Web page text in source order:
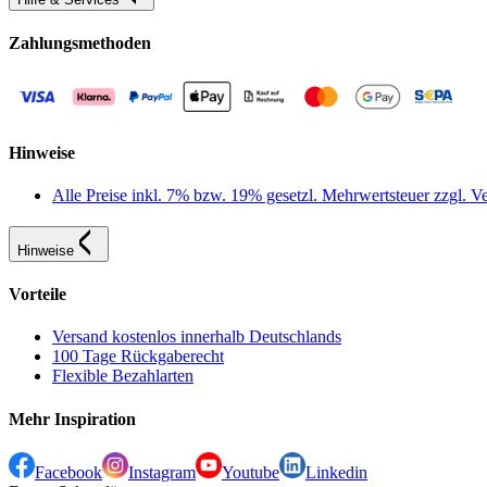
Zahlungsmethoden
Hinweise
Alle Preise inkl. 7% bzw. 19% gesetzl. Mehrwertsteuer zzgl.
Hinweise
Vorteile
Versand kostenlos innerhalb Deutschlands
100 Tage Rückgaberecht
Flexible Bezahlarten
Mehr Inspiration
Facebook Instagram Youtube
Linkedin